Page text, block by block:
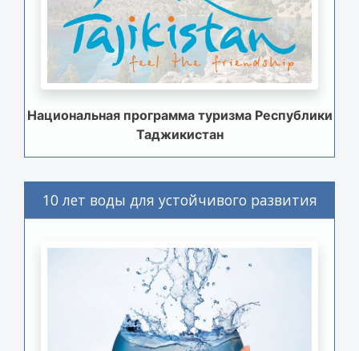
Национальная программа туризма Республики
Таджикистан
10 лет воды для устойчивого развития